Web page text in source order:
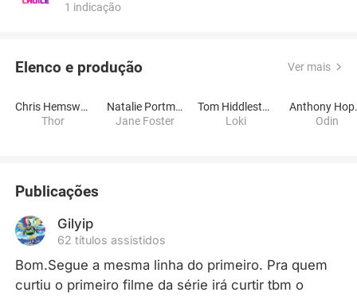
1 indicação
Elenco e produção Ver mais
Chris Hemsworth
Thor
Natalie Portman
Jane Foster
Tom Hiddleston
Loki
Odin
Publicações
Gilyip
62 títulos assistidos
Bom.Segue a mesma linha do primeiro. Pra quem
curtiu o primeiro filme da série irá curtir tbm o